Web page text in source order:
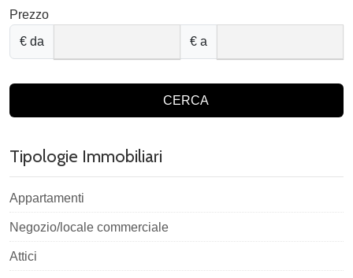
Prezzo
€ da
€ a
CERCA
Tipologie Immobiliari
Appartamenti
Negozio/locale commerciale
Attici